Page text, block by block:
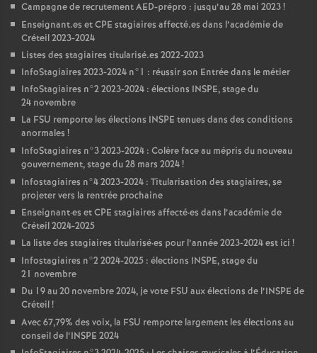
Campagne de recrutementAED-prépro : jusqu’au 28 mai 2023!
Enseignant.es etCPE stagiaires affecté.es dans l’académie de
Créteil 2023-2024
Listes des stagiaires titularisé.es 2022-2023
InfoStagiaires 2023-2024 n°1 : réussir son Entrée dans le métier
InfoStagiaires n°2 2023-2024 : élections INSPE, stage du
24 novembre
La FSU remporte les élections INSPE tenues dans des conditions
anormales !
InfoStagiaires n°3 2023-2024 : Colère face au mépris du nouveau
gouvernement, stage du 28 mars 2024!
Infostagiaires n°4 2023-2024 : Titularisation des stagiaires, se
projeter vers la rentrée prochaine
Enseignant·es etCPE stagiaires affecté·es dans l’académie de
Créteil 2024-2025
La liste des stagiaires titularisé·es pour l’année 2023-2024 est ici !
Infostagiaires n°2 2024-2025 : élections INSPE, stage du
21 novembre
Du 19 au 20 novembre 2024, je vote FSU aux élections de l’INSPE de
Créteil!
Avec 67,79% des voix, la FSU remporte largement les élections au
conseil de l’INSPE 2024